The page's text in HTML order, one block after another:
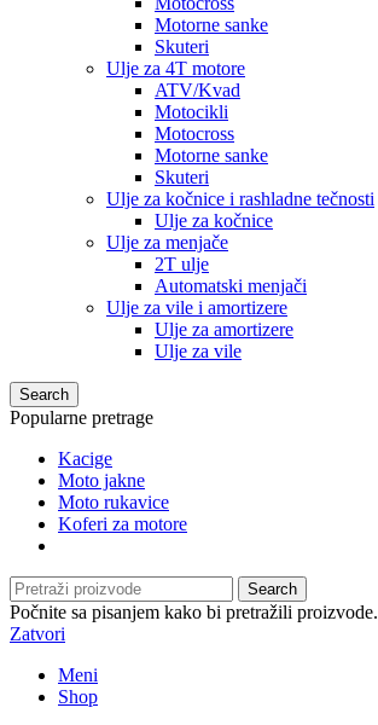
Motorne sanke
Skuteri
Ulje za 4T motore
ATV/Kvad
Motocikli
Motocross
Motorne sanke
Skuteri
Ulje za kočnice i rashladne tečnosti
Ulje za kočnice
Ulje za menjače
2T ulje
Automatski menjači
Ulje za vile i amortizere
Ulje za amortizere
Ulje za vile
Search
Popularne pretrage
Kacige
Moto jakne
Moto rukavice
Koferi za motore
Search
Počnite sa pisanjem kako bi pretražili proizvode.
Zatvori
Meni
Shop